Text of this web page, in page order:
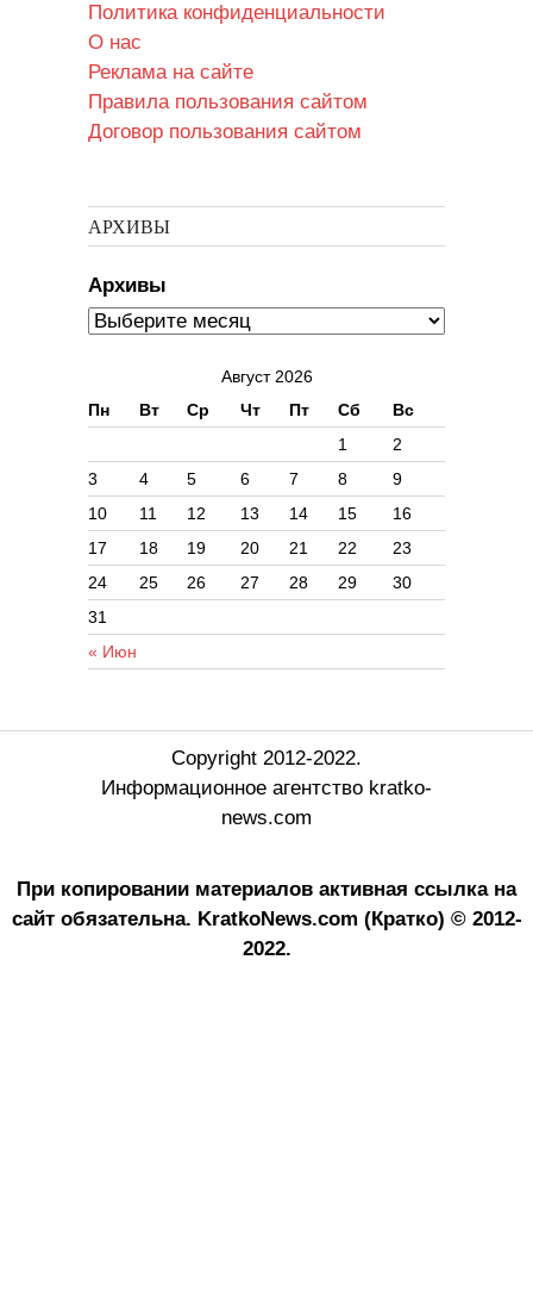
Политика конфиденциальности
О нас
Реклама на сайте
Правила пользования сайтом
Договор пользования сайтом
АРХИВЫ
Архивы
Август 2026
Пн
Вт Ср Чт Пт Сб Вс
« Июн
1
2
3
4 5 6 7 8
9
10
11 12 13 14 15
16
17
18 19 20 21 22
23
24
25 26 27 28 29
30
31
Copyright 2012-2022.
Информационное агентство kratko-
news.com
При копировании материалов активная ссылка на
сайт обязательна. KratkoNews.com (Кратко) © 2012-
2022.